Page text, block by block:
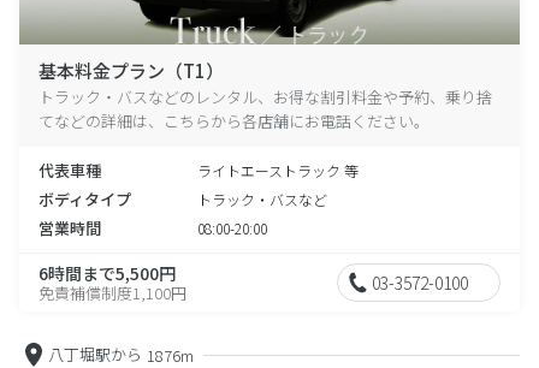
基本料金プラン（T1）
トラック・バスなどのレンタル、お得な割引料金や予約、乗り捨
てなどの詳細は、こちらから各店舗にお電話ください。
代表車種 ライトエーストラック 等
ボディタイプ トラック・バスなど
営業時間 08:00-20:00
6時間まで5,500円
免責補償制度1,100円 03-3572-0100
八丁堀駅から 1876m